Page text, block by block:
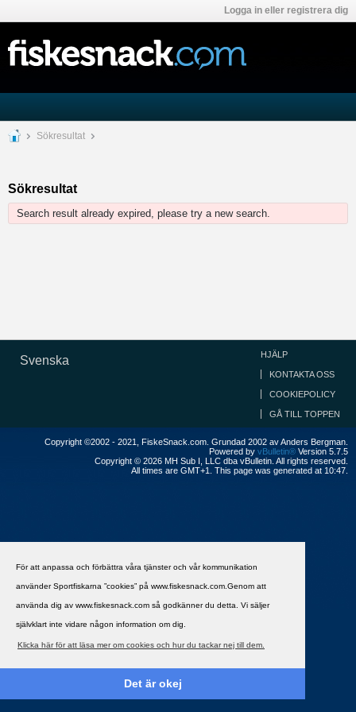
För att anpassa och förbättra våra tjänster och vår kommunikation
använder Sportfiskarna ”cookies” på www.fiskesnack.com.Genom att
använda dig av www.fiskesnack.com så godkänner du detta. Vi säljer
självklart inte vidare någon information om dig.
Klicka här för att läsa mer om cookies och hur du tackar nej till dem.
Det är okej
Logga in eller registrera dig
Sökresultat
Sökresultat
Search result already expired, please try a new search.
Svenska HJÄLP
KONTAKTA OSS
COOKIEPOLICY
GÅ TILL TOPPEN
Copyright ©2002 - 2021, FiskeSnack.com. Grundad 2002 av Anders Bergman.
Powered by vBulletin® Version 5.7.5
Copyright © 2026 MH Sub I, LLC dba vBulletin. All rights reserved.
All times are GMT+1. This page was generated at 10:47.